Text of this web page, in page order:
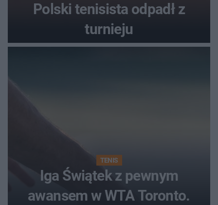
Polski tenisista odpadł z
turnieju
TENIS
Iga Świątek z pewnym
awansem w WTA Toronto.